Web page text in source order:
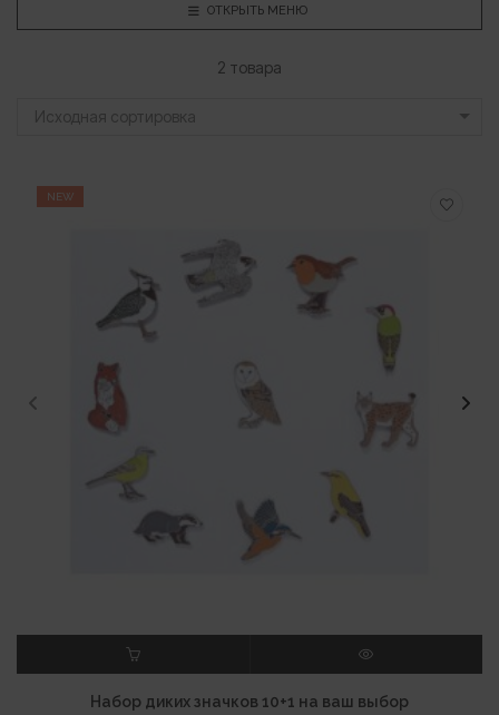
ОТКРЫТЬ МЕНЮ
2 товара
Исходная сортировка
NEW
В КОРЗИНУ ПРОСМОТР
Набор диких значков 10+1 на ваш выбор